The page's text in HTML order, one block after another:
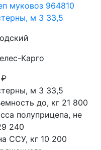
муковоз 964810
м 3 33,5
Карго
₽
м 3 33,5
до, кг 21 800
полуприцепа, не
240
ССУ, кг 10 200